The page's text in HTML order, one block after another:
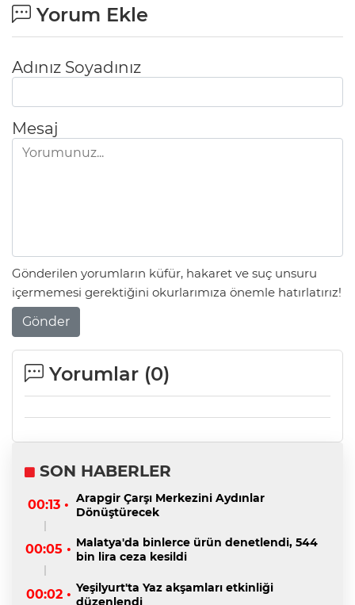
Yorum Ekle
Adınız Soyadınız
Mesaj
Gönderilen yorumların küfür, hakaret ve suç unsuru
içermemesi gerektiğini okurlarımıza önemle hatırlatırız!
Gönder
Yorumlar (0)
SON HABERLER
00:13 • Arapgir Çarşı Merkezini Aydınlar
Dönüştürecek
00:05 • Malatya'da binlerce ürün denetlendi, 544
bin lira ceza kesildi
00:02 • Yeşilyurt'ta Yaz akşamları etkinliği
düzenlendi